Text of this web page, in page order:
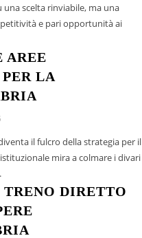
una scelta rinviabile, ma una
e pari opportunità ai
AREE
LA
il fulcro della strategia per il
mira a colmare i divari
DIRETTO